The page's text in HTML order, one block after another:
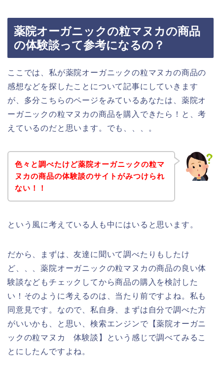
薬院オーガニックの粒マヌカの商品
の体験談って参考になるの？
ここでは、私が薬院オーガニックの粒マヌカの商品の
感想などを探したことについて記事にしていきます
が、多分こちらのページをみているあなたは、薬院オ
ーガニックの粒マヌカの商品を購入できたら！と、考
えているのだと思います。でも、、、。
色々と調べたけど薬院オーガニックの粒マ
ヌカの商品の体験談のサイトがみつけられ
ない！！
という風に考えている人も中にはいると思います。
だから、まずは、友達に聞いて調べたりもしたけ
ど、、、薬院オーガニックの粒マヌカの商品の良い体
験談などもチェックしてから商品の購入を検討した
い！そのように考えるのは、当たり前ですよね。私も
同意見です。なので、私自身、まずは自分で調べた方
がいいかも、と思い、検索エンジンで【薬院オーガニ
ックの粒マヌカ 体験談】という感じで調べてみるこ
とにしたんですよね。